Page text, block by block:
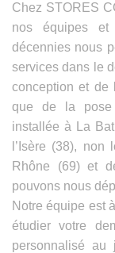
Chez STORES
nos équipes
décennies nous
services dans le
conception et de
que de la pose
installée à La
l’Isère (38),
Rhône (69) et
pouvons nous
Notre équipe est
étudier votre
personnalisé